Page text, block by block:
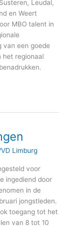
Leudal,
en Weert
MBO talent in
van een goede
het regionaal
Limburg
voor
ingediend door
in de
jongstleden.
toegang tot het
van 8 tot 10